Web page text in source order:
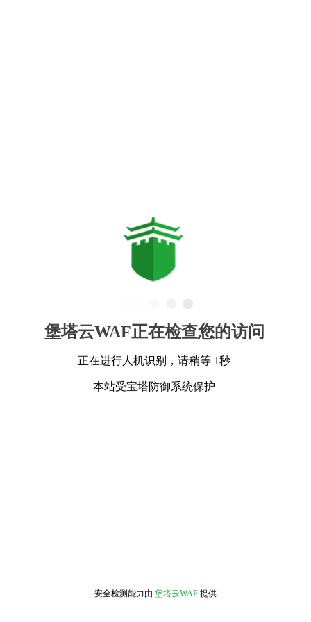
堡塔云WAF正在检查您的访问
正在进行人机识别，请稍等 1秒
本站受宝塔防御系统保护
安全检测能力由 堡塔云WAF 提供